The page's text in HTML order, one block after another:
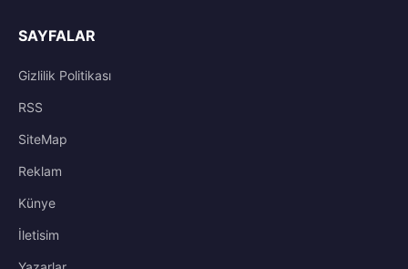
SAYFALAR
Gizlilik Politikası
RSS
SiteMap
Reklam
Künye
İletisim